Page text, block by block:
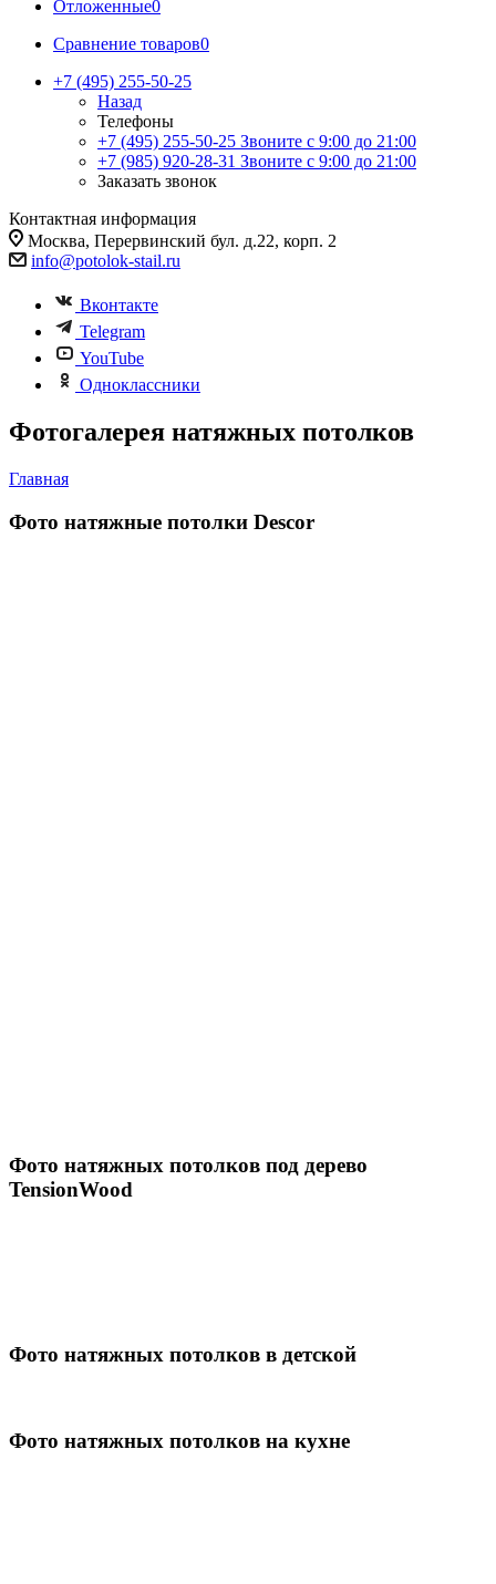
Отложенные0
Сравнение товаров0
+7 (495) 255-50-25
Назад
Телефоны
+7 (495) 255-50-25 Звоните с 9:00 до 21:00
+7 (985) 920-28-31 Звоните с 9:00 до 21:00
Заказать звонок
Контактная информация
Москва, Перервинский бул. д.22, корп. 2
info@potolok-stail.ru
Вконтакте
Telegram
YouTube
Одноклассники
Фотогалерея натяжных потолков
Главная
Фото натяжные потолки Descor
Фото натяжных потолков под дерево
TensionWood
Фото натяжных потолков в детской
Фото натяжных потолков на кухне